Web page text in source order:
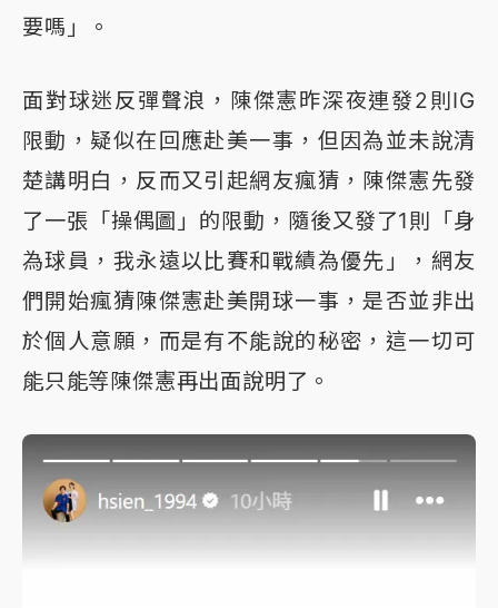
要嗎」。
面對球迷反彈聲浪，陳傑憲昨深夜連發2則IG
限動，疑似在回應赴美一事，但因為並未說清
楚講明白，反而又引起網友瘋猜，陳傑憲先發
了一張「操偶圖」的限動，隨後又發了1則「身
為球員，我永遠以比賽和戰績為優先」，網友
們開始瘋猜陳傑憲赴美開球一事，是否並非出
於個人意願，而是有不能說的秘密，這一切可
能只能等陳傑憲再出面說明了。